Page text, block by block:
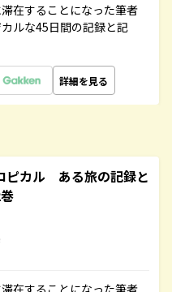
在することになった筆者
ルな45日間の記録と記
詳細を見る
ピカル ある旅の記録と
在することになった筆者